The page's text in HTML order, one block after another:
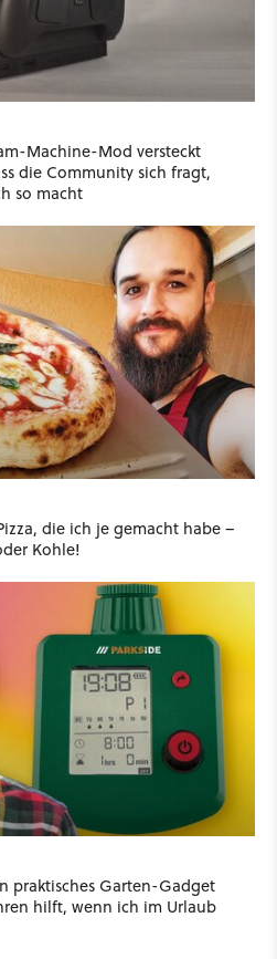
Machine-Mod versteckt
die Community sich fragt,
so macht
die ich je gemacht habe –
Kohle!
praktisches Garten-Gadget
hilft, wenn ich im Urlaub